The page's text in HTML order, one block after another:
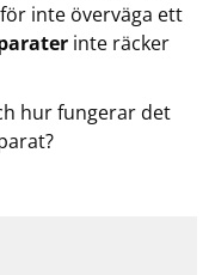
inte överväga ett
inte räcker
hur fungerar det